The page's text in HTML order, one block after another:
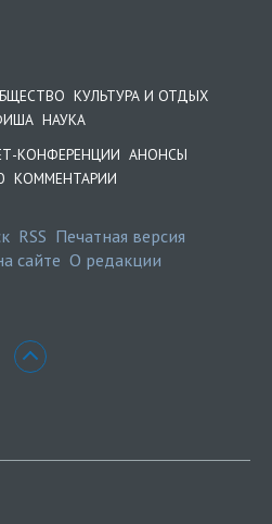
КУЛЬТУРА И ОТДЫХ
НАУКА
КОНФЕРЕНЦИИ АНОНСЫ
КОММЕНТАРИИ
RSS Печатная версия
сайте О редакции